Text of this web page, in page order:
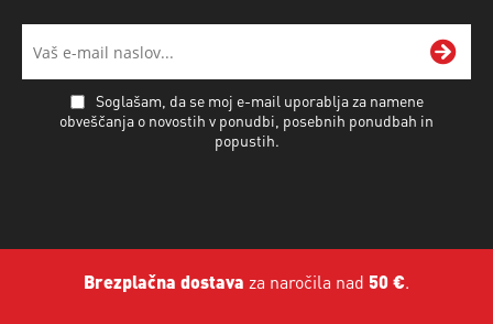
Soglašam, da se moj e-mail uporablja za namene
obveščanja o novostih v ponudbi, posebnih ponudbah in
popustih.
Brezplačna dostava za naročila nad 50 €.